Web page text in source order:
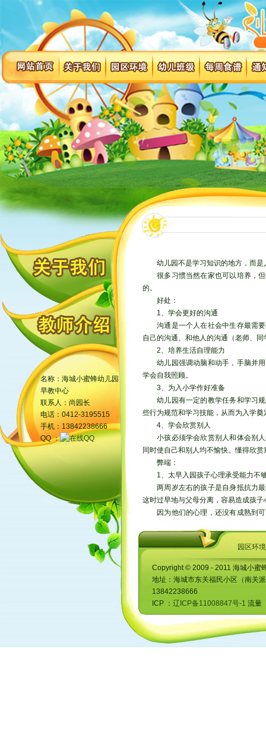
园区环境
幼儿园不是学习知识的地方，而
很多习惯当然在家也可以培养，
的。
好处：
1、学会更好的沟通
沟通是一个人在社会中生存最需
自己的沟通、和他人的沟通（老师、
2、培养生活自理能力
幼儿园强调动脑和动手，手脑并
学会自我照顾。
3、为入小学作好准备
幼儿园有一定的教学任务和学习
些行为规范和学习技能，从而为入学奠
4、学会欣赏别人
小孩必须学会欣赏别人和体会别
同时使自己和别人均不愉快。懂得欣
弊端：
1、太早入园孩子心理承受能力不
两周岁左右的孩子是自身抵抗力
这时过早地与父母分离，容易造成孩子
因为他们的心理，还没有成熟到
2、太晚入园不利于孩子能力的培
孩子在3岁时是语言能力发展最快
力。而且，在幼儿园里与其他小朋友
的。
孩子3岁入园是比较理想的。这个
不好的习惯都可得到纠正。
Copyright © 2009 - 2011 海城小蜜
地址：海城市东关福民小区（南关
13842238666
ICP ： 辽ICP备11008847号-1 流量
名称：海城小蜜蜂幼儿园
早教中心
联系人：尚园长
电话：0412-3195515
手机：13842238666
QQ ：